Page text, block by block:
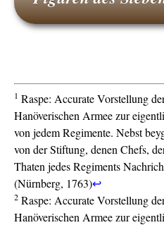
1 Raspe: Accurate Vorstellung
Hanöverischen Armee zur
von jedem Regimente. Nebst
von der Stiftung, denen Chefs,
Thaten jedes Regiments
(Nürnberg, 1763)↩
2 Raspe: Accurate Vorstellung
Hanöverischen Armee zur